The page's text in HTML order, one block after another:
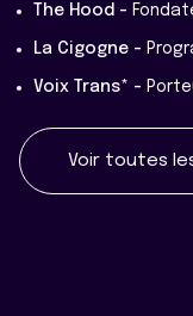
The Hood -
La Cigogne -
Voix Trans* -
Voir toutes